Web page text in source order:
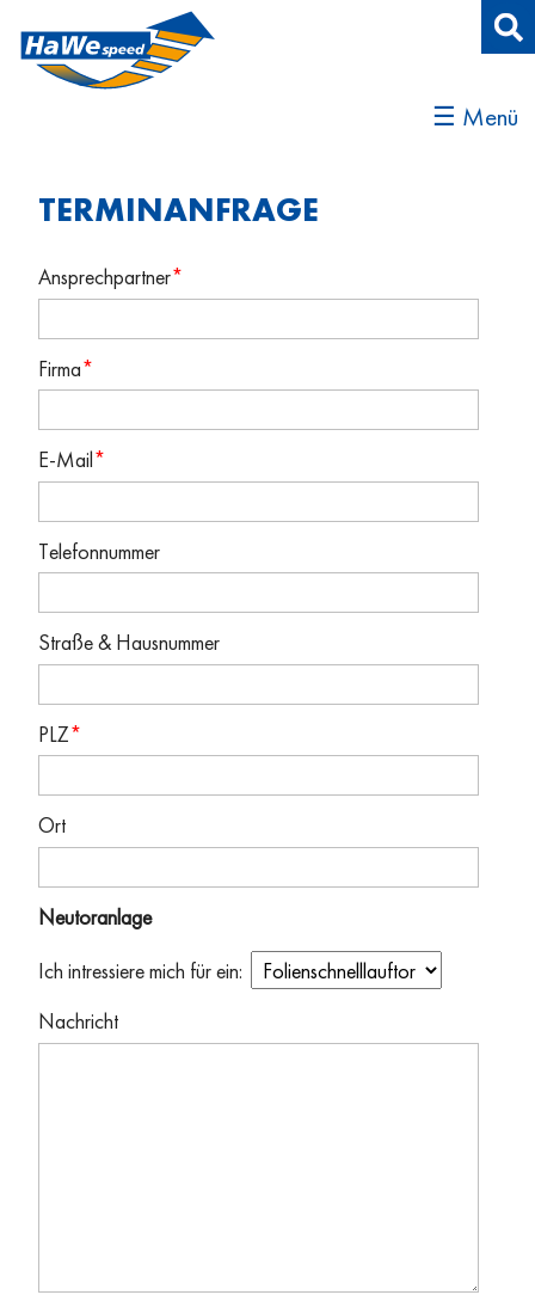
☰ Menü
TERMINANFRAGE
Ansprechpartner*
Firma*
E-Mail *
Telefonnummer
Straße & Hausnummer
PLZ*
Ort
Neutoranlage
Ich intressiere mich für ein:
Nachricht